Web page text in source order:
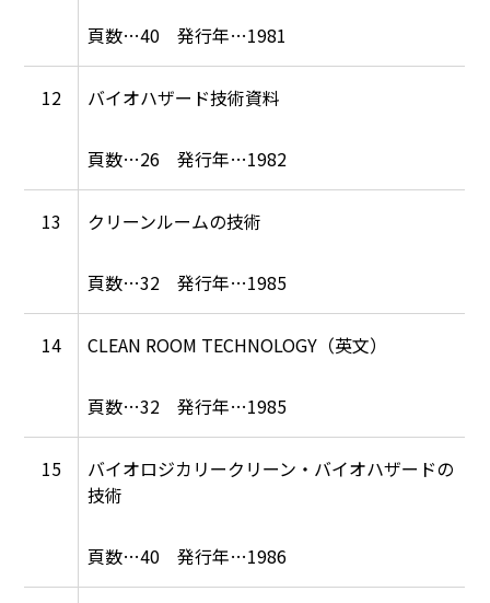
40 1981
12 バイオハザード技術資料
26 1982
13 クリーンルームの技術
32 1985
14 CLEAN ROOM TECHNOLOGY（英文）
32 1985
15
バイオロジカリークリーン・バイオハザードの
技術
40 1986